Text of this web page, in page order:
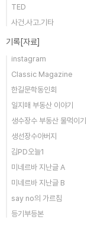
TED
사건.사고.기타
기록[자료]
instagram
Classic Magazine
한길문학동인회
일지매 부동산 이야기
생수장수 부동산 물먹이기
생선장수아버지
김PD오늘1
미네르바 지난글 A
미네르바 지난글 B
say no의 가르침
등기부등본